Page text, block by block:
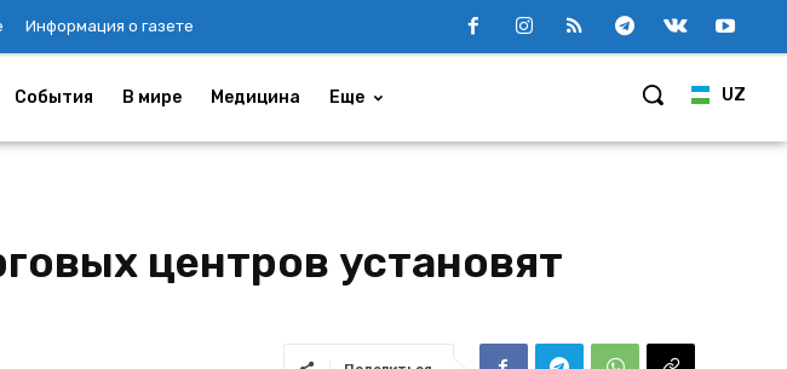
Информация о газете
UZ
События В мире Медицина Еще
центров установят